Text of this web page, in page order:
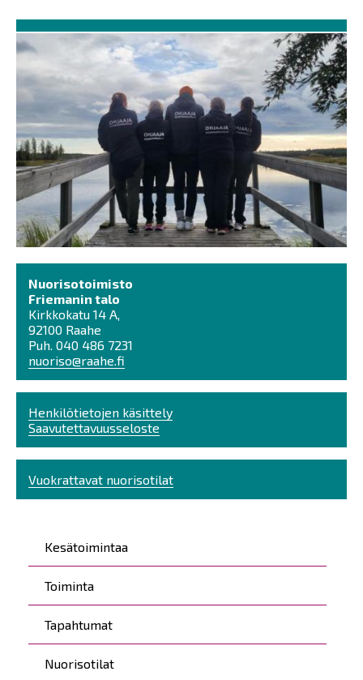
Päävalikko
Kesätoimintaa
Toiminta
Tapahtumat
Nuorisotilat
Nuorisotoimisto
Friemanin talo
Kirkkokatu 14 A,
92100 Raahe
Puh. 040 486 7231
nuoriso@raahe.fi
Henkilötietojen käsittely
Saavutettavuusseloste
Vuokrattavat nuorisotilat